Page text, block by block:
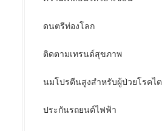
ดนตรีท่องโลก
ติดตามเทรนด์สุขภาพ
นมโปรตีนสูงสำหรับผู้ป่วยโรคไต
ประกันรถยนต์ไฟฟ้า